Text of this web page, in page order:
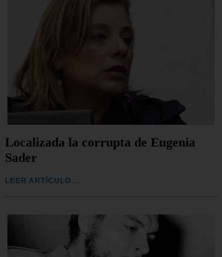
Localizada la corrupta de Eugenia
Sader
LEER ARTÍCULO...